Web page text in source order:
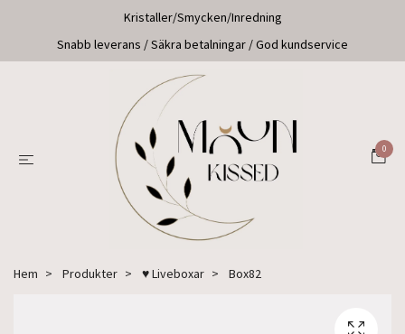
Kristaller/Smycken/Inredning
Snabb leverans / Säkra betalningar / God kundservice
0
Hem Produkter ♥ Liveboxar Box82